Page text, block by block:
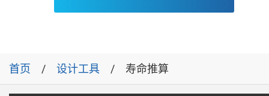
首页 设计工具 寿命推算